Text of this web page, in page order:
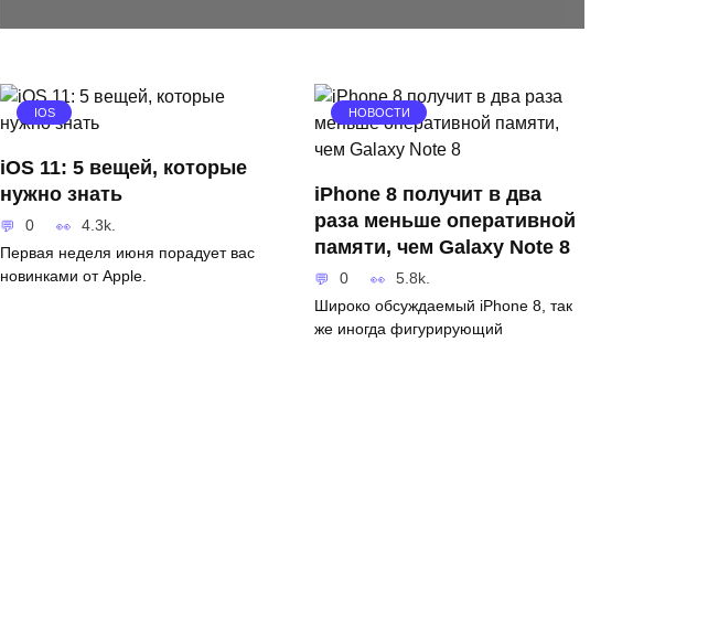
IOS
iOS 11: 5 вещей, которые
нужно знать
0 4.3k.
Первая неделя июня порадует вас
новинками от Apple.
НОВОСТИ
iPhone 8 получит в два
раза меньше оперативной
памяти, чем Galaxy Note 8
0 5.8k.
Широко обсуждаемый iPhone 8, так
же иногда фигурирующий